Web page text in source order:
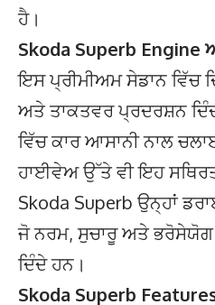
ਹੈ।
Skoda Superb Engine
ਇਸ ਪ੍ਰੀਮੀਅਮ ਸੇਡਾਨ ਵਿੱਚ
ਅਤੇ ਤਾਕਤਵਰ ਪ੍ਰਦਰਸ਼ਨ
ਵਿੱਚ ਕਾਰ ਆਸਾਨੀ ਨਾਲ
ਹਾਈਵੇਅ ਉੱਤੇ ਵੀ ਇਹ
Skoda Superb ਉਨ੍ਹਾਂ
ਜੋ ਨਰਮ, ਸੁਚਾਰੂ ਅਤੇ ਭਰੋਸੇਯੋਗ
ਦਿੰਦੇ ਹਨ।
Skoda Superb